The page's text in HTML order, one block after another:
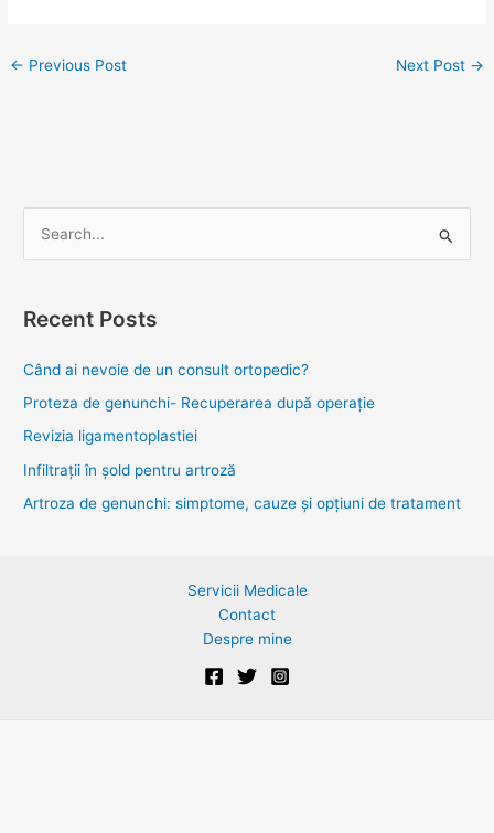
← Previous Post Next Post →
r
o
r
:
Recent Posts
Când ai nevoie de un consult ortopedic?
Proteza de genunchi- Recuperarea după operație
Revizia ligamentoplastiei
Infiltrații în șold pentru artroză
Artroza de genunchi: simptome, cauze și opțiuni de tratament
Servicii Medicale
Contact
Despre mine